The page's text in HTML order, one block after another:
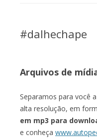
#dalhechape
Arquivos de
Separamos para você a
alta resolução, em
em mp3 para
e conheça